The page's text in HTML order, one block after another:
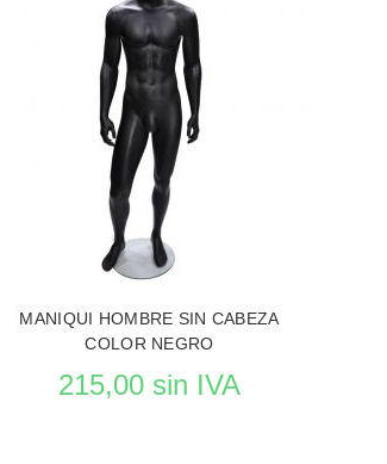
VER EL PRODUCTO MANIQUIES
MANIQUI HOMBRE SIN CABEZA
COLOR NEGRO
215,00 sin IVA